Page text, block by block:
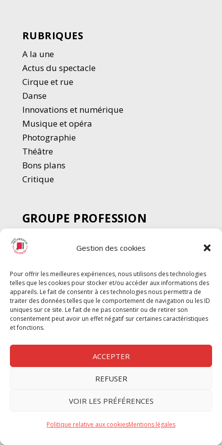
Gestion des cookies
Pour offrir les meilleures expériences, nous utilisons des technologies
telles que les cookies pour stocker et/ou accéder aux informations des
appareils. Le fait de consentir à ces technologies nous permettra de
traiter des données telles que le comportement de navigation ou les ID
uniques sur ce site. Le fait de ne pas consentir ou de retirer son
consentement peut avoir un effet négatif sur certaines caractéristiques
et fonctions.
ACCEPTER
REFUSER
VOIR LES PRÉFÉRENCES
Politique relative aux cookiesMentions légales
RUBRIQUES
A la une
Actus du spectacle
Cirque et rue
Danse
Innovations et numérique
Musique et opéra
Photographie
Théâtre
Bons plans
Critique
GROUPE PROFESSION
SPECTACLE
Chèque Intermittents
Chèque Compta
Chèque Emploi Spectacle
G-Pods
Profession Audio-visuel
Nous contacter